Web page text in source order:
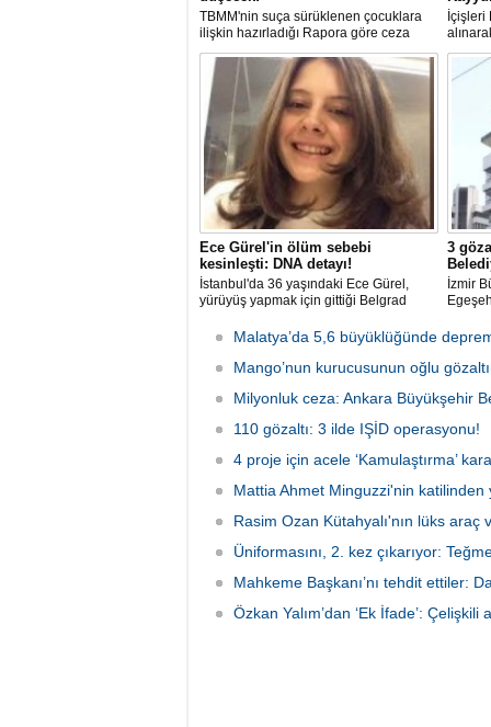
TBMM'nin suça sürüklenen çocuklara
ilişkin hazırladığı Rapora göre ceza
sorumluluğu yaşının; 12'den 10'a
düşürülmesi planlanıyor.
İçişleri
Ece Gürel'in ölüm sebebi
kesinleşti: DNA detayı!
İstanbul'da 36 yaşındaki Ece Gürel,
yürüyüş yapmak için gittiği Belgrad
karıştı. 4 gün sonra sağ bulunan ancak
kaldırıldığı hastanede hayatını
kaybeden Ece'nin ölümüyle ilgili
çeken detaylar yer aldı.
3
İzmir
Malatya’da 5,6 büyüklüğünde
Mango’nun kurucusunun oğlu
Milyonluk ceza: Ankara Büyükşehir
110 gözaltı: 3 ilde IŞİD operasyonu!
4 proje için acele ‘Kamulaştırma’
Mattia Ahmet Minguzzi'nin katilinden
Rasim Ozan Kütahyalı'nın lüks
Üniformasını, 2. kez çıkarıyor:
Mahkeme Başkanı’nı tehdit ettiler:
Özkan Yalım’dan ‘Ek İfade’: